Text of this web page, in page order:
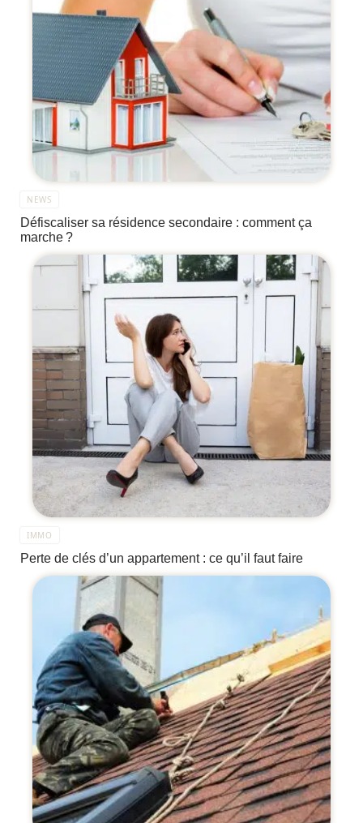
NEWS
Défiscaliser sa résidence secondaire : comment ça
marche ?
IMMO
Perte de clés d’un appartement : ce qu’il faut faire